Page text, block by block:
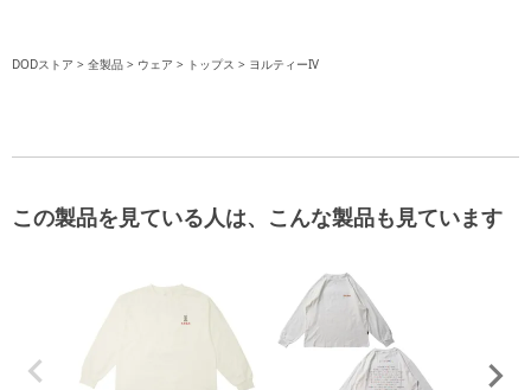
DODストア 全製品 ウェア トップス ヨルティーIV
この製品を見ている人は、こんな製品も見ています